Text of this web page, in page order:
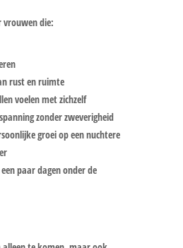
vrouwen die:
rust en ruimte
voelen met zichzelf
zonder zweverigheid
groei op een nuchtere
paar dagen onder de